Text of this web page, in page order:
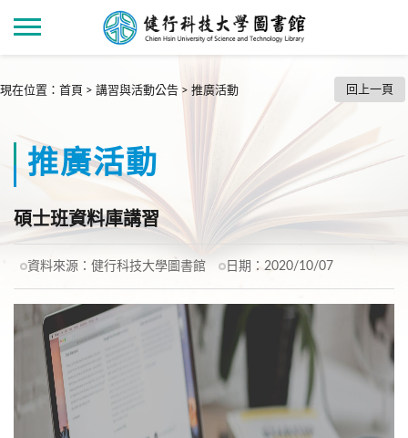
現在位置 ： 首頁 > 講習與活動公告 > 推廣活動 回上一頁
推廣活動
碩士班資料庫講習
資料來源： 健行科技大學圖書館 日期： 2020/10/07